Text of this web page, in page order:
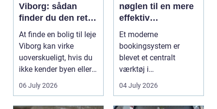
Viborg: sådan
finder du den rette
lejlighed
At finde en bolig til leje
Viborg kan virke
uoverskueligt, hvis du
ikke kender byen eller
det lokale...
06 July 2026
nøglen til en mere
effektiv
klinikhverdag
Et moderne
bookingsystem er
blevet et centralt
værktøj i
sundhedssektoren.
Klinikker, praksis og
beh...
04 July 2026